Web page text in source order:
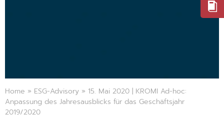
Home » ESG-Advisory » 15. Mai 2020 | KROMI Ad-hoc:
Anpassung des Jahresausblicks für das Geschäftsjahr
2019/2020